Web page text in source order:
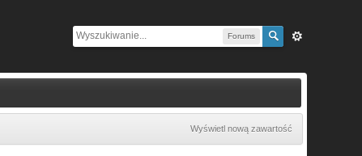
Forums
Wyświetl nową zawartość